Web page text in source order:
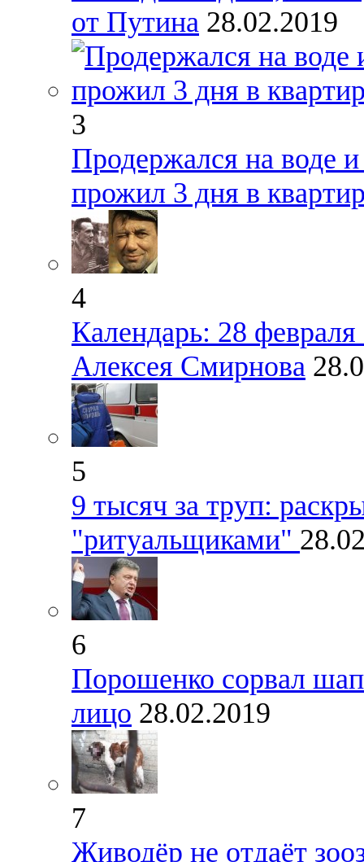
от Путина 28.02.2019
3
Продержался на воде
прожил 3 дня в
4
Календарь: 28
Алексея Смирнова
5
9 тысяч за труп:
"ритуальщиками"
6
Порошенко сорвал
лицо 28.02.2019
7
Живодёр не отдаёт